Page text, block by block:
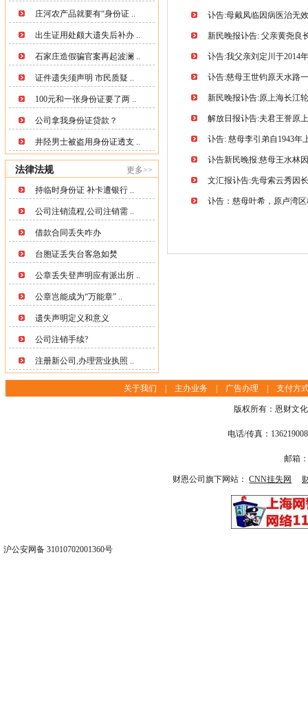
庄河农产品就要有“身份证 ..
出生证用处颇大遗失后补办 ..
石家庄造假骗官案再起波澜 ..
证件遗失须声明 市民质疑 ..
100元和一张身份证要了两 ..
公司拿我身份证贷款？
井陉男士被盗用身份证透支 ..
法律法规 更多>>
持临时身份证 补卡遭银行 ..
公司注销流程,公司注销需 ..
借款合同丢失咋办
台胞证丢失台客急如焚
公章丢失登声明应有派出所 ..
公章岂能成为“万能章” ..
遗失声明定义和意义
公司注销手续?
注册新公司,办理营业执照 ..
讣告:母戴凤临因病医治无
新民晚报讣告: 父亲黄尧良
讣告:我父亲刘定川于2014
讣告:慈母王世钧原天水路
新民晚报讣告:原上海长江
解放日报讣告:夫君王誉原
讣告: 慈母李引弟自1943年
讣告新民晚报:慈母王水林
文汇报讣告:先母索云秀因
讣告：慈母叶希，原卢湾
关于我们 | 主办业务 | 广告办理 |支付方
版权所有：恩财文
电话/传真：
邮箱
财恩公司旗下网站：CNN挂失网
沪公安网备 31010702001360号